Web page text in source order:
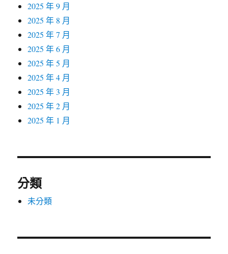
2025 年 9 月
2025 年 8 月
2025 年 7 月
2025 年 6 月
2025 年 5 月
2025 年 4 月
2025 年 3 月
2025 年 2 月
2025 年 1 月
分類
未分類